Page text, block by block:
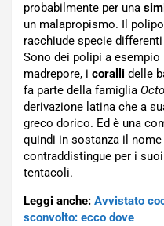
probabilmente per una
un malapropismo. Il
racchiude specie
Sono dei polipi a
madrepore, i coralli delle
fa parte della famiglia
derivazione latina che a
greco dorico. Ed è una
quindi in sostanza il nome
contraddistingue per i suoi
tentacoli.
Leggi anche: Avvistato
sconvolto: ecco dove